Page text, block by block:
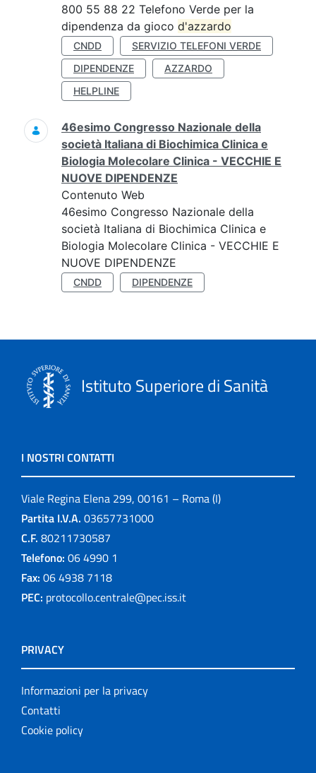
800 55 88 22 Telefono Verde per la
dipendenza da gioco d'azzardo
CNDD
SERVIZIO TELEFONI VERDE
DIPENDENZE
AZZARDO
HELPLINE
46esimo Congresso Nazionale della
società Italiana di Biochimica Clinica e
Biologia Molecolare Clinica - VECCHIE E
NUOVE DIPENDENZE
Contenuto Web
46esimo Congresso Nazionale della
società Italiana di Biochimica Clinica e
Biologia Molecolare Clinica - VECCHIE E
NUOVE DIPENDENZE
CNDD DIPENDENZE
Istituto Superiore di Sanità
I NOSTRI CONTATTI
Viale Regina Elena 299, 00161 – Roma (I)
Partita I.V.A. 03657731000
C.F. 80211730587
Telefono: 06 4990 1
Fax: 06 4938 7118
PEC: protocollo.centrale@pec.iss.it
PRIVACY
Informazioni per la privacy
Contatti
Cookie policy